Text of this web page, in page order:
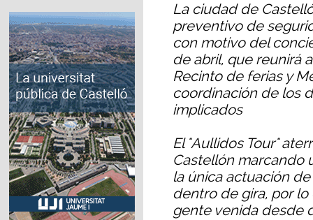
La ciudad de
preventivo de
con motivo del
de abril, que reunirá
Recinto de ferias y
coordinación de los
implicados
El "Aullidos Tour"
Castellón marcando
la única actuación
dentro de gira, por
gente venida desde